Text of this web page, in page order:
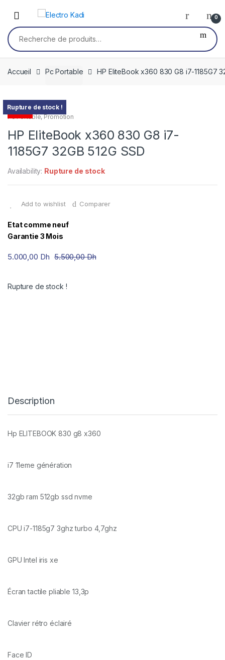
navigation
content
0
Recherche
pour :
Accueil Pc Portable HP EliteBook x360 830 G8 i7-1185G7
-9%
Rupture de stock !
Pc Portable,Promotion
HP EliteBook x360 830 G8 i7-
1185G7 32GB 512G SSD
Availability: Rupture de stock
Add to wishlist Comparer
Etat comme neuf
Garantie 3 Mois
5.000,00 Dh 5.500,00Dh
Rupture de stock !
Description
Hp ELITEBOOK 830 g8 x360
i7 11eme génération
32gb ram 512gb ssd nvme
CPU i7-1185g7 3ghz turbo 4,7ghz
GPU Intel iris xe
Écran tactile pliable 13,3p
Clavier rétro éclairé
Face ID